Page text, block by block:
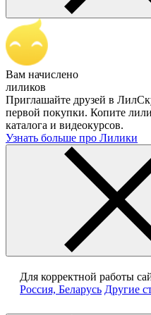
Вам начислено
лиликов
Приглашайте друзей в
первой покупки. Копите
каталога и видеокурсов.
Узнать больше про Лилики
Для корректной работы
Россия, Беларусь Другие